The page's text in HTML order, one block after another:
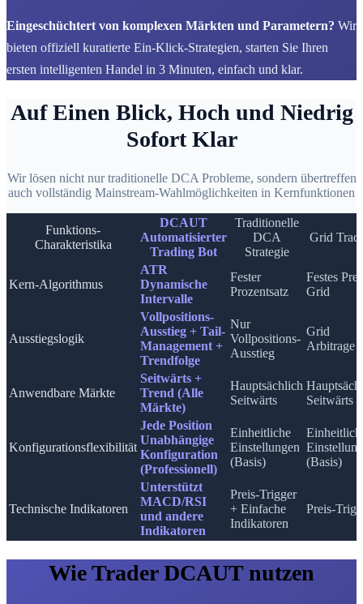
Eingeschüchtert von komplexen Märkten und Parametern? Wir
bieten offiziell kuratierte Ein-Klick-Strategien, starten Sie Ihren
ersten intelligenten Handel in 3 Minuten, einfach und klar.
Auf Einen Blick, Hoch und Niedrig
Sofort Klar
Wir lösen nicht nur traditionelle DCA Probleme, sondern übertreffen
auch vollständig Mainstream-Wahlmöglichkeiten in Kernfunktionen
Funktions-
Charakteristika
DCAUT
Automatisierter
Trading Bot
Traditionelle
DCA
Strategie
Grid
Kern-Algorithmus
ATR
Dynamische
Intervalle
Fester
Prozentsatz
Festes
Grid
Ausstiegslogik
Vollpositions-
Ausstieg + Tail-
Management +
Trendfolge
Nur
Vollpositions-
Ausstieg
Grid
Arbitrage
Anwendbare Märkte
Seitwärts +
Trend (Alle
Märkte)
Hauptsächlich
Seitwärts
Seitwärts
Konfigurationsflexibilität
Jede Position
Unabhängige
Konfiguration
(Professionell)
Einheitliche
Einstellungen
(Basis)
(Basis)
Technische Indikatoren
Unterstützt
MACD/RSI
und andere
Indikatoren
Preis-Trigger
+ Einfache
Indikatoren
Preis-
Wie Trader DCAUT nutzen